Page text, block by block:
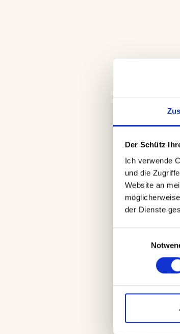
Der Schütz
Ich verwende
und die
Website an
der Dienste